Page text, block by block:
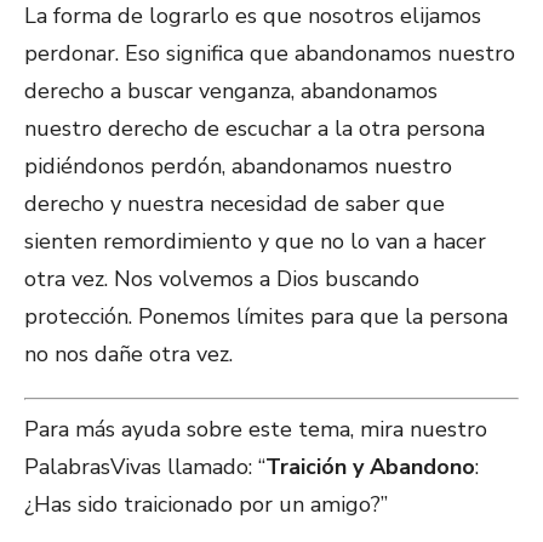
La forma de lograrlo es que nosotros elijamos
perdonar. Eso significa que abandonamos nuestro
derecho a buscar venganza, abandonamos
nuestro derecho de escuchar a la otra persona
pidiéndonos perdón, abandonamos nuestro
derecho y nuestra necesidad de saber que
sienten remordimiento y que no lo van a hacer
otra vez. Nos volvemos a Dios buscando
protección. Ponemos límites para que la persona
no nos dañe otra vez.
Para más ayuda sobre este tema, mira nuestro
PalabrasVivas llamado: “Traición y Abandono:
¿Has sido traicionado por un amigo?”